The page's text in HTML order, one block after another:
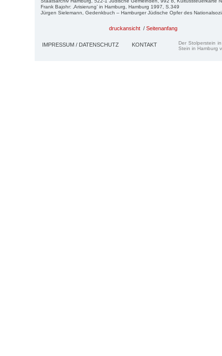
Frank Bajohr: ‚Arisierung’ in Hamburg, Hamburg 1997, S.349
Jürgen Sielemann, Gedenkbuch – Hamburger Jüdische Opfer des
druckansicht / Seitenanfang
IMPRESSUM / DATENSCHUTZ KONTAKT
Der Stolperstein
Stein in Hamburg